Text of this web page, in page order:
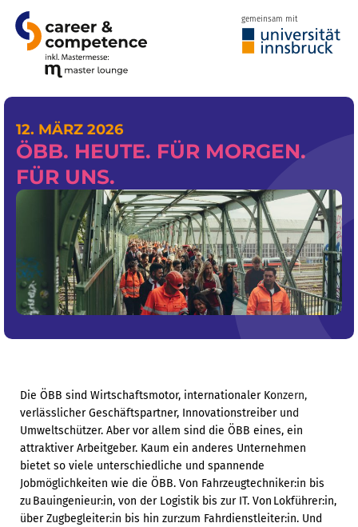
gemeinsam mit
12. MÄRZ 2026
ÖBB. HEUTE. FÜR MORGEN.
FÜR UNS.
Die ÖBB sind Wirtschaftsmotor, internationaler Konzern,
verlässlicher Geschäftspartner, Innovationstreiber und
Umweltschützer. Aber vor allem sind die ÖBB eines, ein
attraktiver Arbeitgeber. Kaum ein anderes Unternehmen
bietet so viele unterschiedliche und spannende
Jobmöglichkeiten wie die ÖBB. Von Fahrzeugtechniker:in bis
zu Bauingenieur:in, von der Logistik bis zur IT. Von Lokführer:in,
über Zugbegleiter:in bis hin zur:zum Fahrdienstleiter:in. Und